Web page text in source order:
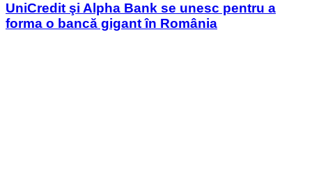
UniCredit şi Alpha Bank se unesc pentru a
forma o bancă gigant în România